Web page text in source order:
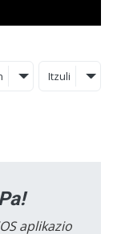
Itzuli
aplikazio